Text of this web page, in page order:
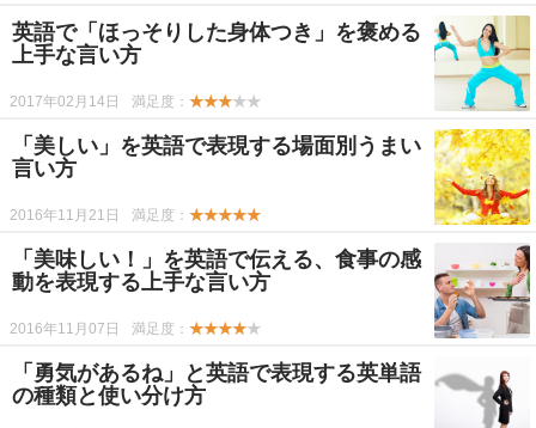
英語で「ほっそりした身体つき」を褒める
上手な言い方
2017年02月14日 満足度： ★★★★★
「美しい」を英語で表現する場面別うまい
言い方
2016年11月21日 満足度： ★★★★★
「美味しい！」を英語で伝える、食事の感
動を表現する上手な言い方
2016年11月07日 満足度： ★★★★★
「勇気があるね」と英語で表現する英単語
の種類と使い分け方